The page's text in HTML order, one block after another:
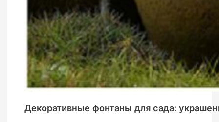
Декоративные фонтаны для сада: